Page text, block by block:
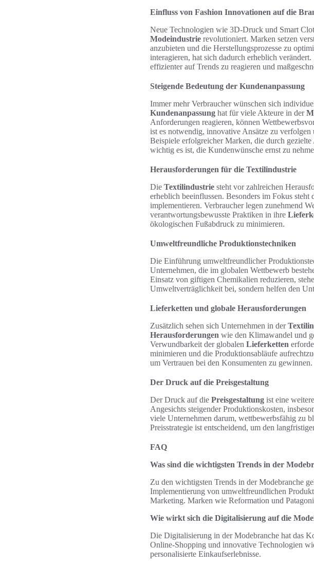
Einfluss von Fashion Innovationen auf die
Neue Technologien wie 3D-Druck und Smart
Modeindustrie revolutioniert. Marken setzen
anzubieten und die Herstellungsprozesse zu
interagieren, hat sich dadurch erheblich
effizienter auf Trends zu reagieren und
Steigende Bedeutung der Kundenanpassung
Immer mehr Verbraucher wünschen sich
Kundenanpassung hat für viele Akteure in der
Anforderungen reagieren, können
ist es notwendig, innovative Ansätze zu verfolgen
Beispiele erfolgreicher Marken, die durch
wichtig es ist, die Kundenwünsche ernst zu
Herausforderungen für die Textilindustrie
Die Textilindustrie steht vor zahlreichen
erheblich beeinflussen. Besonders im Fokus
implementieren. Verbraucher legen zunehmend
verantwortungsbewusste Praktiken in ihre
ökologischen Fußabdruck zu minimieren.
Umweltfreundliche Produktionstechniken
Die Einführung umweltfreundlicher
Unternehmen, die im globalen Wettbewerb
Einsatz von giftigen Chemikalien reduzieren,
Umweltverträglichkeit bei, sondern helfen den
Lieferketten und globale Herausforderungen
Zusätzlich sehen sich Unternehmen in der
Herausforderungen wie den Klimawandel und
Verwundbarkeit der globalen Lieferketten
minimieren und die Produktionsabläufe
um Vertrauen bei den Konsumenten zu gewinnen.
Der Druck auf die Preisgestaltung
Der Druck auf die Preisgestaltung ist eine
Angesichts steigender Produktionskosten,
viele Unternehmen darum, wettbewerbsfähig zu
Preisstrategie ist entscheidend, um den
FAQ
Was sind die wichtigsten Trends in der
Zu den wichtigsten Trends in der Modebranche
Implementierung von umweltfreundlichen
Marketing. Marken wie Reformation und
Wie wirkt sich die Digitalisierung auf die
Die Digitalisierung in der Modebranche hat das
Online-Shopping und innovative Technologien
personalisierte Einkaufserlebnisse.